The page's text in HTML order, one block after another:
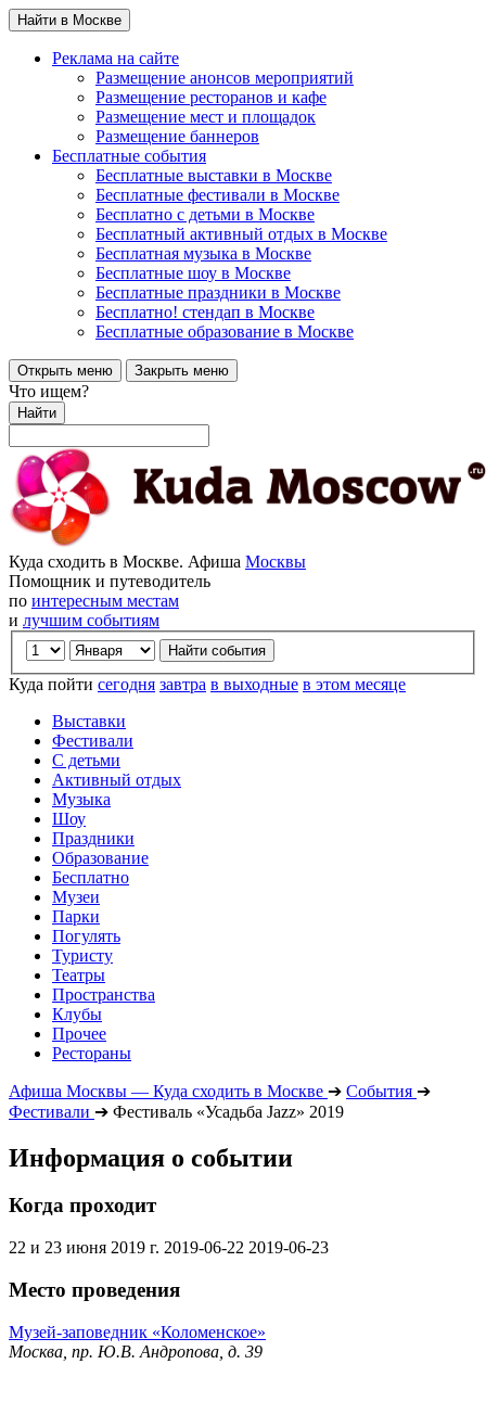
Найти в Москве
Реклама на сайте
Размещение анонсов мероприятий
Размещение ресторанов и кафе
Размещение мест и площадок
Размещение баннеров
Бесплатные события
Бесплатные выставки в Москве
Бесплатные фестивали в Москве
Бесплатно с детьми в Москве
Бесплатный активный отдых в Москве
Бесплатная музыка в Москве
Бесплатные шоу в Москве
Бесплатные праздники в Москве
Бесплатно! стендап в Москве
Бесплатные образование в Москве
Открыть меню Закрыть меню
Что ищем?
Найти
Куда сходить в Москве. Афиша Москвы
Помощник и путеводитель
по интересным местам
и лучшим событиям
Куда пойти сегодня завтра в выходные в этом месяце
Выставки
Фестивали
С детьми
Активный отдых
Музыка
Шоу
Праздники
Образование
Бесплатно
Музеи
Парки
Погулять
Туристу
Театры
Пространства
Клубы
Прочее
Рестораны
Афиша Москвы — Куда сходить в Москве ➔ События ➔
Фестивали ➔ Фестиваль «Усадьба Jazz» 2019
Информация о событии
Когда проходит
22 и 23 июня 2019 г. 2019-06-22 2019-06-23
Место проведения
Музей-заповедник «Коломенское»
Москва, пр. Ю.В. Андропова, д. 39